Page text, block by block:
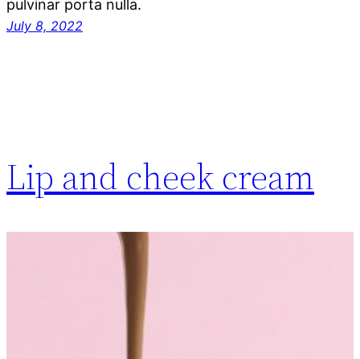
pulvinar porta nulla.
July 8, 2022
Lip and cheek cream